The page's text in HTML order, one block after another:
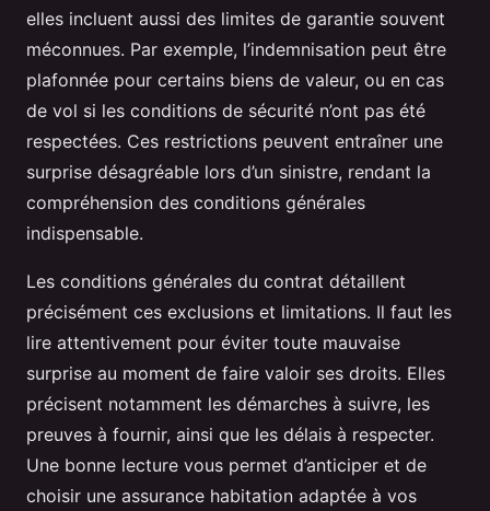
elles incluent aussi des limites de garantie souvent
méconnues. Par exemple, l’indemnisation peut être
plafonnée pour certains biens de valeur, ou en cas
de vol si les conditions de sécurité n’ont pas été
respectées. Ces restrictions peuvent entraîner une
surprise désagréable lors d’un sinistre, rendant la
compréhension des conditions générales
indispensable.
Les conditions générales du contrat détaillent
précisément ces exclusions et limitations. Il faut les
lire attentivement pour éviter toute mauvaise
surprise au moment de faire valoir ses droits. Elles
précisent notamment les démarches à suivre, les
preuves à fournir, ainsi que les délais à respecter.
Une bonne lecture vous permet d’anticiper et de
choisir une assurance habitation adaptée à vos